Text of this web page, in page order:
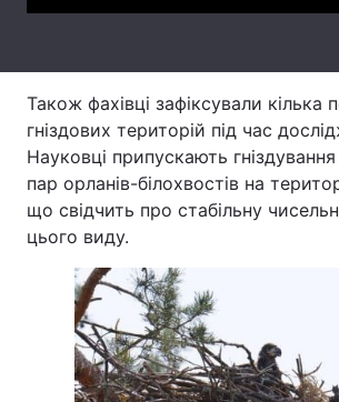
Тема оформлення
Також фахівці зафіксували кілька
гніздових територій під час
Науковці припускають
пар орланів-білохвостів на
що свідчить про стабільну
цього виду.